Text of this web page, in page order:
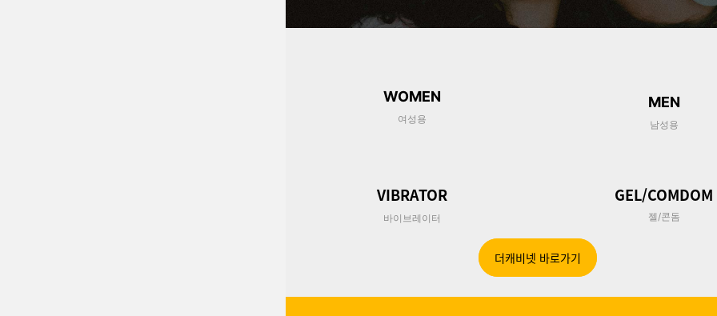
WOMEN
여성용
MEN
남성용
VIBRATOR
바이브레이터
GEL/COMDOM
젤/콘돔
더캐비넷 바로가기